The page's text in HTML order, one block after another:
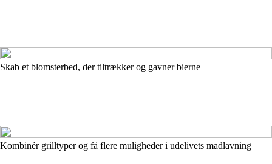
Skab et blomsterbed, der tiltrækker og gavner bierne
Kombinér grilltyper og få flere muligheder i udelivets madlavning